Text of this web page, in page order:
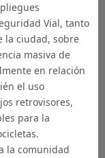
Vial, tanto
la ciudad, sobre
masiva de
en relación
el uso
retrovisores,
para la
la comunidad